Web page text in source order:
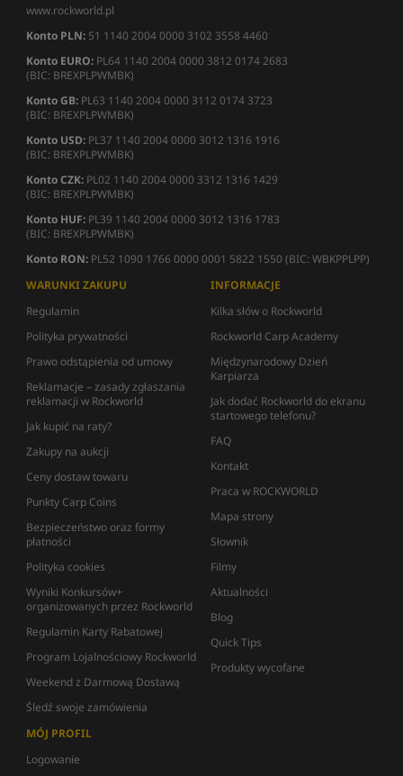
www.rockworld.pl
Konto PLN: 51 1140 2004 0000 3102 3558 4460
Konto EURO: PL64 1140 2004 0000 3812 0174 2683
(BIC: BREXPLPWMBK)
Konto GB: PL63 1140 2004 0000 3112 0174 3723
(BIC: BREXPLPWMBK)
Konto USD: PL37 1140 2004 0000 3012 1316 1916
(BIC: BREXPLPWMBK)
Konto CZK: PL02 1140 2004 0000 3312 1316 1429
(BIC: BREXPLPWMBK)
Konto HUF: PL39 1140 2004 0000 3012 1316 1783
(BIC: BREXPLPWMBK)
Konto RON: PL52 1090 1766 0000 0001 5822 1550 (BIC: WBKPPLPP)
WARUNKI ZAKUPU
Regulamin
Polityka prywatności
Prawo odstąpienia od umowy
Reklamacje – zasady zgłaszania
reklamacji w Rockworld
Jak kupić na raty?
Zakupy na aukcji
Ceny dostaw towaru
Punkty Carp Coins
Bezpieczeństwo oraz formy
płatności
Polityka cookies
Wyniki Konkursów+
organizowanych przez Rockworld
Regulamin Karty Rabatowej
Program Lojalnościowy Rockworld
Weekend z Darmową Dostawą
Śledź swoje zamówienia
INFORMACJE
Kilka słów o Rockworld
Rockworld Carp Academy
Międzynarodowy Dzień
Karpiarza
Jak dodać Rockworld do ekranu
startowego telefonu?
FAQ
Kontakt
Praca w ROCKWORLD
Mapa strony
Słownik
Filmy
Aktualności
Blog
Quick Tips
Produkty wycofane
MÓJ PROFIL
Logowanie